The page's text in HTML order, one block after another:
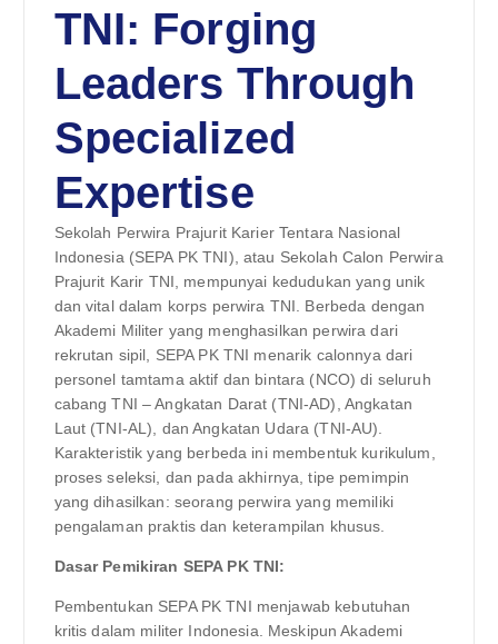
TNI: Forging
Leaders Through
Specialized
Expertise
Sekolah Perwira Prajurit Karier Tentara Nasional
Indonesia (SEPA PK TNI), atau Sekolah Calon Perwira
Prajurit Karir TNI, mempunyai kedudukan yang unik
dan vital dalam korps perwira TNI. Berbeda dengan
Akademi Militer yang menghasilkan perwira dari
rekrutan sipil, SEPA PK TNI menarik calonnya dari
personel tamtama aktif dan bintara (NCO) di seluruh
cabang TNI – Angkatan Darat (TNI-AD), Angkatan
Laut (TNI-AL), dan Angkatan Udara (TNI-AU).
Karakteristik yang berbeda ini membentuk kurikulum,
proses seleksi, dan pada akhirnya, tipe pemimpin
yang dihasilkan: seorang perwira yang memiliki
pengalaman praktis dan keterampilan khusus.
Dasar Pemikiran SEPA PK TNI:
Pembentukan SEPA PK TNI menjawab kebutuhan
kritis dalam militer Indonesia. Meskipun Akademi